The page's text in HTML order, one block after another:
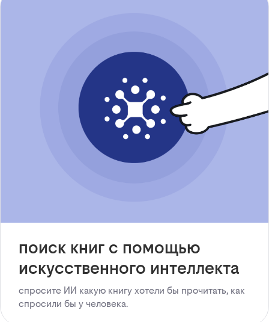
поиск книг с помощью
искусственного интеллекта
спросите ИИ какую книгу хотели бы прочитать, как
спросили бы у человека.